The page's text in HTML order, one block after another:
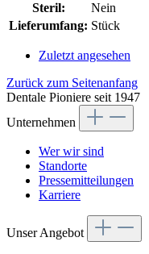
Steril:
Nein
Lieferumfang: Stück
Zuletzt angesehen
Zurück zum Seitenanfang
Dentale Pioniere seit 1947
Unternehmen
Wer wir sind
Standorte
Pressemitteilungen
Karriere
Unser Angebot